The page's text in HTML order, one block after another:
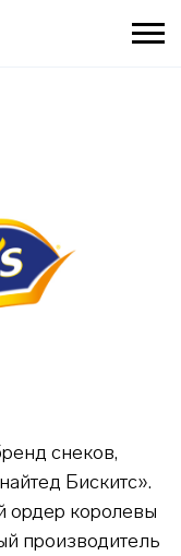
снеков,
Бискитс».
ордер королевы
производитель